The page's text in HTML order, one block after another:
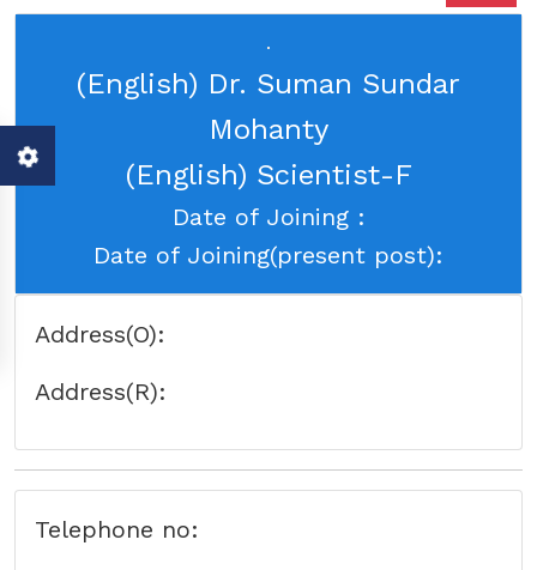
(English) Dr. Suman Sundar
Mohanty
(English) Scientist-F
Date of Joining :
Date of Joining(present post):
Address(O):
Address(R):
Telephone no: